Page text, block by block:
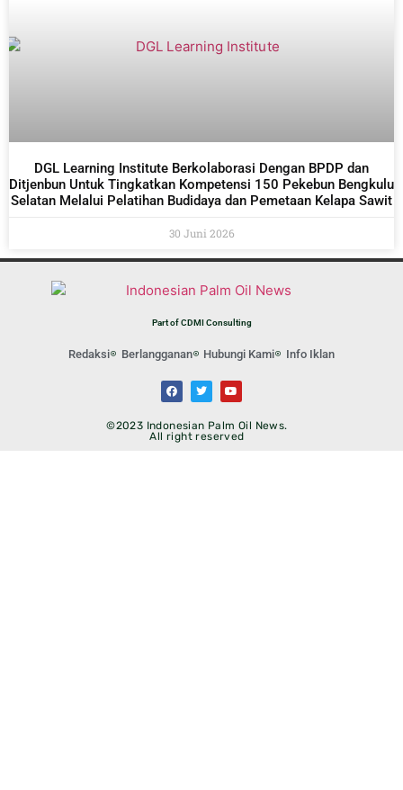
DGL Learning Institute Berkolaborasi Dengan BPDP dan
Ditjenbun Untuk Tingkatkan Kompetensi 150 Pekebun Bengkulu
Selatan Melalui Pelatihan Budidaya dan Pemetaan Kelapa Sawit
30 Juni 2026
Part of CDMI Consulting
Redaksi Berlangganan Hubungi Kami Info Iklan
©2023 Indonesian Palm Oil News.
All right reserved